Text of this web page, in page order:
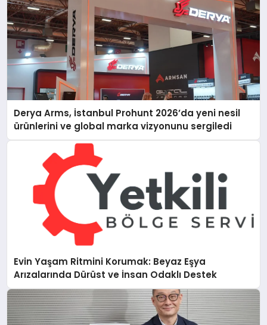
Derya Arms, İstanbul Prohunt 2026’da yeni nesil
ürünlerini ve global marka vizyonunu sergiledi
Evin Yaşam Ritmini Korumak: Beyaz Eşya
Arızalarında Dürüst ve İnsan Odaklı Destek